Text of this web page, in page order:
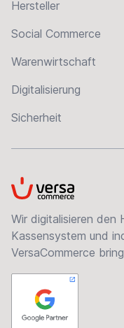
Hersteller
Social Commerce
Warenwirtschaft
Digitalisierung
Sicherheit
VersaCommerce
Wir digitalisieren den
Kassensystem und
VersaCommerce